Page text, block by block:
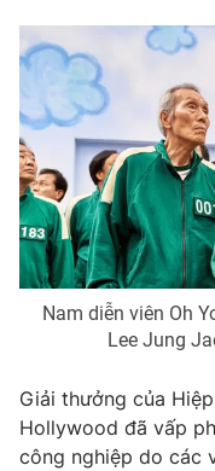
Chuyên mục khác
Emagazine
Photo
Video
VTV Money
Thị trường 24h
Nam diễn viên Oh
Lee Jung
Giải thưởng của
Hollywood đã vấp
công nghiệp do các